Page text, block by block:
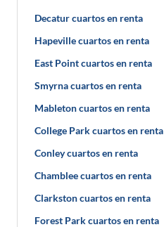
Decatur cuartos en renta
Hapeville cuartos en renta
East Point cuartos en renta
Smyrna cuartos en renta
Mableton cuartos en renta
College Park cuartos en renta
Conley cuartos en renta
Chamblee cuartos en renta
Clarkston cuartos en renta
Forest Park cuartos en renta